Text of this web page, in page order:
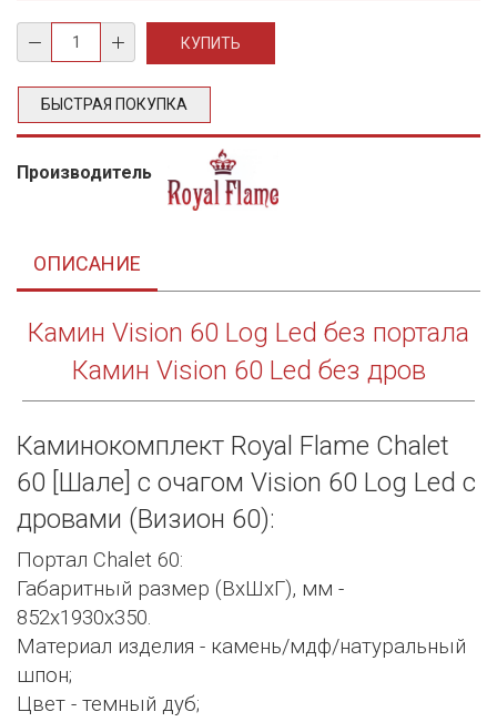
БЫСТРАЯ ПОКУПКА
Производитель
ОПИСАНИЕ
Камин Vision 60 Log Led без портала
Камин Vision 60 Led без дров
Каминокомплект Royal Flame Chalet
60 [Шале] с очагом Vision 60 Log Led с
дровами (Визион 60):
Портал Chalet 60:
Габаритный размер (ВхШхГ), мм -
852х1930х350.
Материал изделия - камень/мдф/натуральный
шпон;
Цвет - темный дуб;